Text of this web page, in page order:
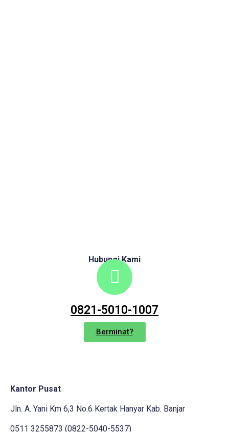
Hubungi Kami
0821-5010-1007
Berminat?
Kantor Pusat
Jln. A. Yani Km 6,3 No.6 Kertak Hanyar Kab. Banjar
0511 3255873 (0822-5040-5537)